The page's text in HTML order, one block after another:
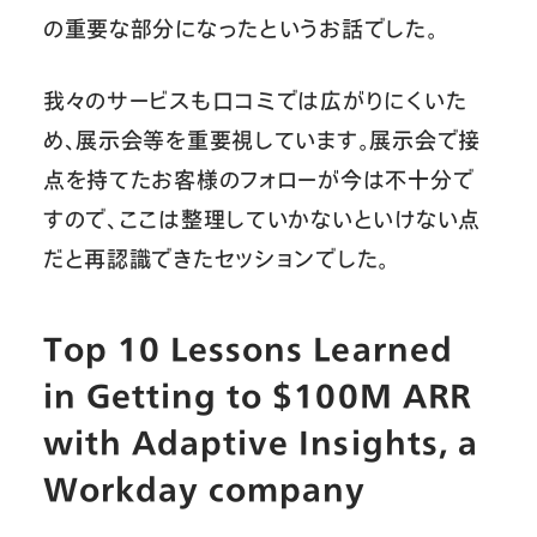
の重要な部分になったというお話でした。
我々のサービスも口コミでは広がりにくいた
め、展示会等を重要視しています。展示会で接
点を持てたお客様のフォローが今は不十分で
すので、ここは整理していかないといけない点
だと再認識できたセッションでした。
Top 10 Lessons Learned
in Getting to $100M ARR
with Adaptive Insights, a
Workday company